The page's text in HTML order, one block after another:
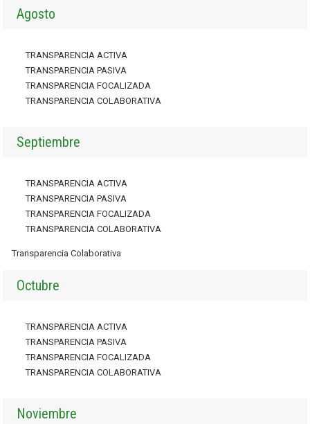
Agosto
TRANSPARENCIA ACTIVA
TRANSPARENCIA PASIVA
TRANSPARENCIA FOCALIZADA
TRANSPARENCIA COLABORATIVA
Septiembre
TRANSPARENCIA ACTIVA
TRANSPARENCIA PASIVA
TRANSPARENCIA FOCALIZADA
TRANSPARENCIA COLABORATIVA
Transparencia Colaborativa
Octubre
TRANSPARENCIA ACTIVA
TRANSPARENCIA PASIVA
TRANSPARENCIA FOCALIZADA
TRANSPARENCIA COLABORATIVA
Noviembre